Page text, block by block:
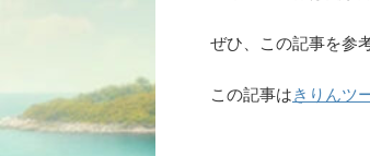
ぜひ、この記事を参
この記事はきりんツ